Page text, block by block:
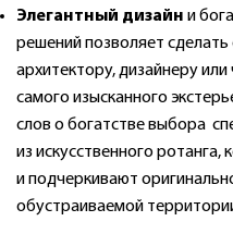
Элегантный дизайн и
решений позволяет
архитектору, дизайнеру
самого изысканного
слов о богатстве выбора
из искусственного
и подчеркивают
обустраиваемой